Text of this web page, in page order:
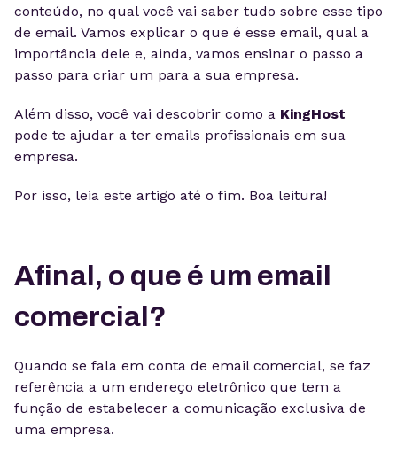
conteúdo, no qual você vai saber tudo sobre esse tipo
de email. Vamos explicar o que é esse email, qual a
importância dele e, ainda, vamos ensinar o passo a
passo para criar um para a sua empresa.
Além disso, você vai descobrir como a KingHost
pode te ajudar a ter emails profissionais em sua
empresa.
Por isso, leia este artigo até o fim. Boa leitura!
Afinal, o que é um email
comercial?
Quando se fala em conta de email comercial, se faz
referência a um endereço eletrônico que tem a
função de estabelecer a comunicação exclusiva de
uma empresa.